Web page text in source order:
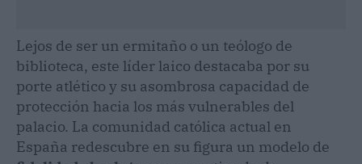
Lejos de ser un ermitaño o un teólogo de
biblioteca, este líder laico destacaba por su
porte atlético y su asombrosa capacidad de
protección hacia los más vulnerables del
palacio. La comunidad católica actual en
España redescubre en su figura un modelo de